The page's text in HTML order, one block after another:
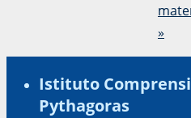
»
Istituto
Pythagoras